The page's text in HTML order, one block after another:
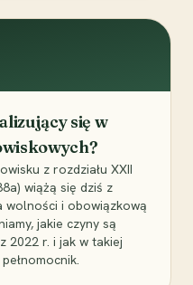
się w
z rozdziału XXII
wiążą się dziś z
wolności i obowiązkową
jakie czyny są
2022 r. i jak w takiej